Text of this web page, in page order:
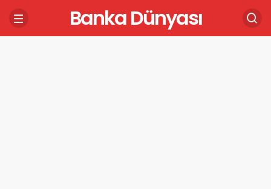
Banka Dünyası